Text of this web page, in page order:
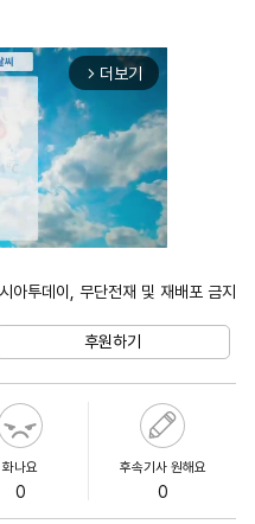
arrow_forward_ios 더보기
아투데이, 무단전재 및 재배포 금지
후원하기
화나요
0
후속기사 원해요
0